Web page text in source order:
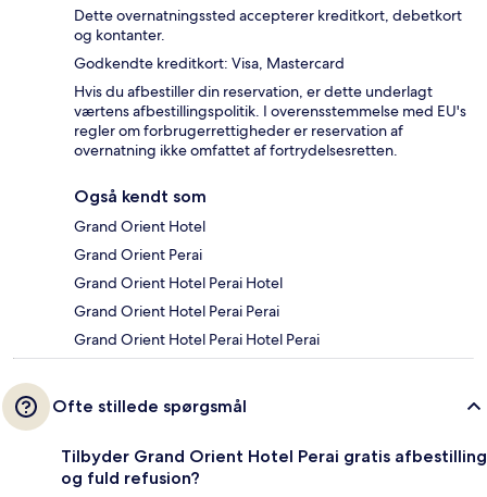
Dette overnatningssted accepterer kreditkort, debetkort
og kontanter.
Godkendte kreditkort: Visa, Mastercard
Hvis du afbestiller din reservation, er dette underlagt
værtens afbestillingspolitik. I overensstemmelse med EU's
regler om forbrugerrettigheder er reservation af
overnatning ikke omfattet af fortrydelsesretten.
Også kendt som
Grand Orient Hotel
Grand Orient Perai
Grand Orient Hotel Perai Hotel
Grand Orient Hotel Perai Perai
Grand Orient Hotel Perai Hotel Perai
Ofte stillede spørgsmål
Tilbyder Grand Orient Hotel Perai gratis afbestilling
og fuld refusion?